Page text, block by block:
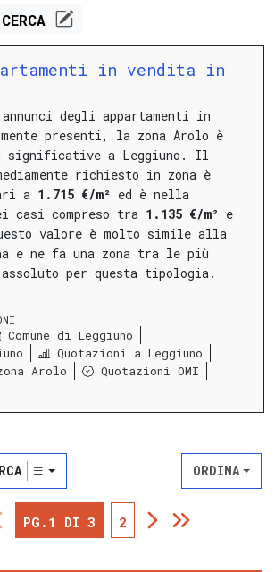
in vendita in
degli appartamenti in
presenti, la zona Arolo è
a Leggiuno.
Il
richiesto in zona è
a 1.715 €/m² ed è nella
casi compreso tra 1.135 €/m² e
valore è molto simile alla
e ne fa una zona tra le più
assoluto per questa tipologia.
Comune di Leggiuno
Quotazioni a Leggiuno
Arolo
Quotazioni OMI
ORDINA
PG.1 DI 3 2